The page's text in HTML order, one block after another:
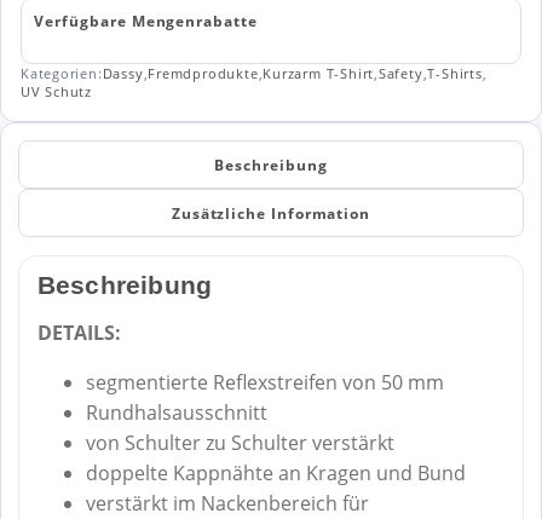
(710027)
Verfügbare Mengenrabatte
Kategorien: Dassy,Fremdprodukte,Kurzarm T-Shirt,Safety,T-Shirts,
UV Schutz
Beschreibung
Zusätzliche Information
Beschreibung
DETAILS:
segmentierte Reflexstreifen von 50 mm
Rundhalsausschnitt
von Schulter zu Schulter verstärkt
doppelte Kappnähte an Kragen und Bund
verstärkt im Nackenbereich für